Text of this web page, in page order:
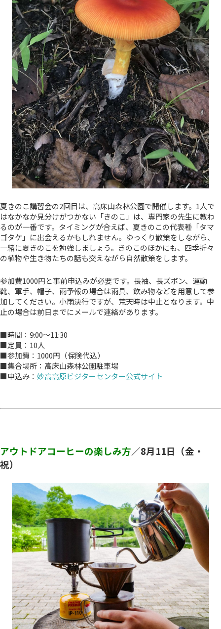
夏きのこ講習会の2回目は、高床山森林公園で開催します。1人で
はなかなか見分けがつかない「きのこ」は、専門家の先生に教わ
るのが一番です。タイミングが合えば、夏きのこの代表種「タマ
ゴタケ」に出会えるかもしれません。ゆっくり散策をしながら、
一緒に夏きのこを勉強しましょう。きのこのほかにも、四季折々
の植物や生き物たちの話も交えながら自然散策をします。
参加費1000円と事前申込みが必要です。長袖、長ズボン、運動
靴、軍手、帽子、雨予報の場合は雨具、飲み物などを用意して参
加してください。小雨決行ですが、荒天時は中止となります。中
止の場合は前日までにメールで連絡があります。
■時間：9:00～11:30
■定員：10人
■参加費：1000円（保険代込）
■集合場所：高床山森林公園駐車場
■申込み： 妙高高原ビジターセンター公式サイト
アウトドアコーヒーの楽しみ方／8月11日（金・
祝）